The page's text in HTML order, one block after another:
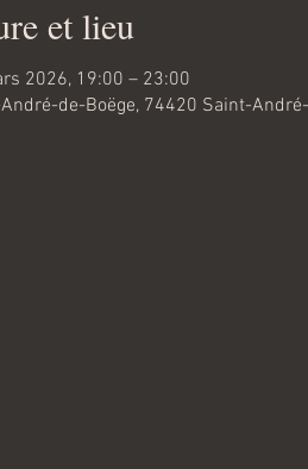
et lieu
2026, 19:00 – 23:00
de-Boëge, 74420 Saint-